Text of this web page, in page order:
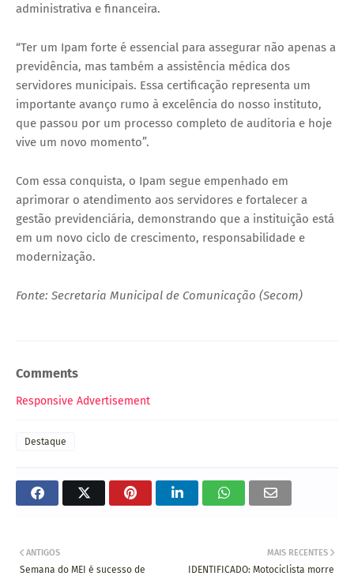
administrativa e financeira.
“Ter um Ipam forte é essencial para assegurar não apenas a
previdência, mas também a assistência médica dos
servidores municipais. Essa certificação representa um
importante avanço rumo à excelência do nosso instituto,
que passou por um processo completo de auditoria e hoje
vive um novo momento”.
Com essa conquista, o Ipam segue empenhado em
aprimorar o atendimento aos servidores e fortalecer a
gestão previdenciária, demonstrando que a instituição está
em um novo ciclo de crescimento, responsabilidade e
modernização.
Fonte: Secretaria Municipal de Comunicação (Secom)
Comments
Responsive Advertisement
Destaque
MAIS RECENTES
IDENTIFICADO: Motociclista morre
ANTIGOS
Semana do MEI é sucesso de